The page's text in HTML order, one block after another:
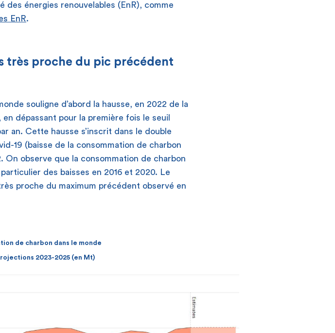
énergies renouvelables (EnR), comme
EnR.
très proche du pic précédent
souligne d’abord la hausse, en 2022 de la
dépassant pour la première fois le seuil
an. Cette hausse s’inscrit dans le double
19 (baisse de la consommation de charbon
observe que la consommation de charbon
des baisses en 2016 et 2020. Le
proche du maximum précédent observé en
de charbon dans le monde
2023-2025 (en Mt)